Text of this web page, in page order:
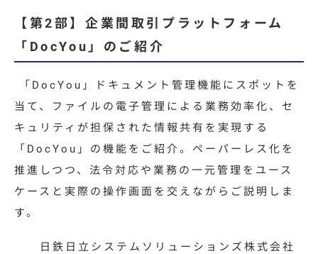
【第2部】企業間取引プラットフォーム
「DocYou」のご紹介
「DocYou」ドキュメント管理機能にスポットを
当て、ファイルの電子管理による業務効率化、セ
キュリティが担保された情報共有を実現する
「DocYou」の機能をご紹介。ペーパーレス化を
推進しつつ、法令対応や業務の一元管理をユース
ケースと実際の操作画面を交えながらご説明しま
す。
日鉄日立システムソリューションズ株式会社